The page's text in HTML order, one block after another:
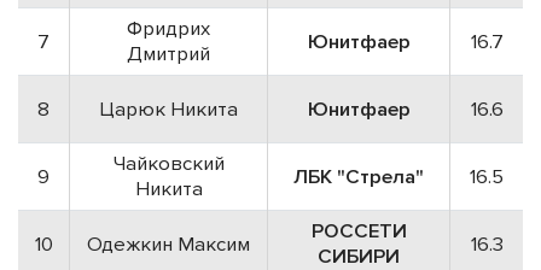
7
Фридрих
Дмитрий
Юнитфаер 16.7
8 Царюк Никита Юнитфаер 16.6
9
Чайковский
Никита
ЛБК "Стрела" 16.5
10 Одежкин Максим
РОССЕТИ
СИБИРИ
16.3